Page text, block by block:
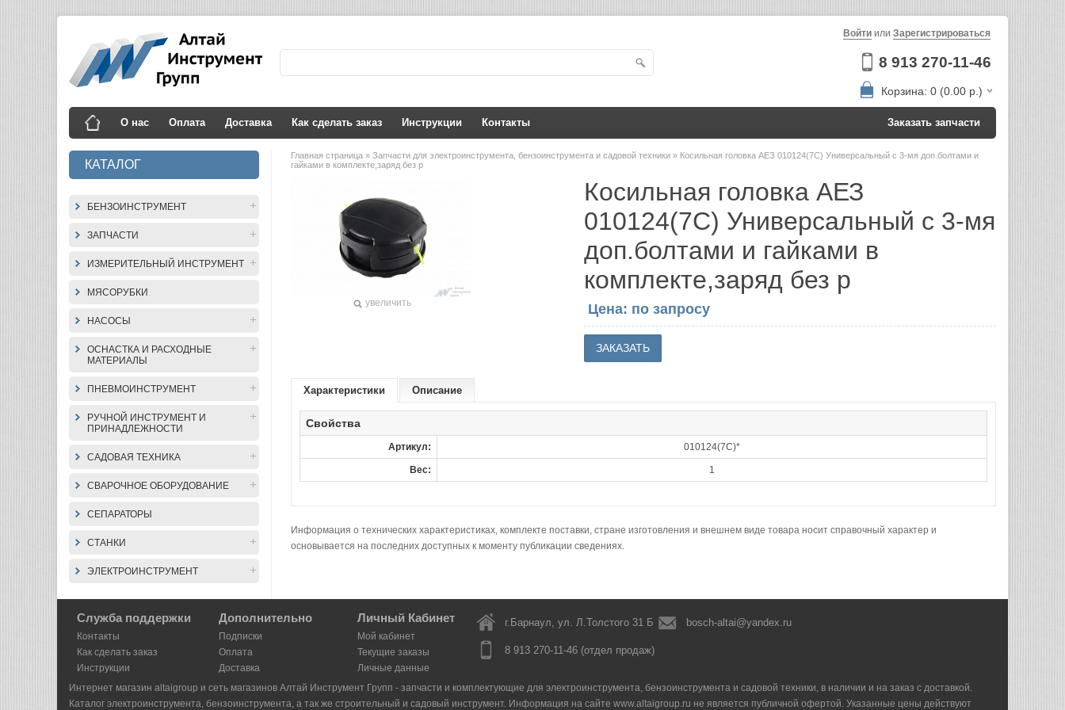
8 913 270-11-46
Войти или Зарегистрироваться
Корзина: 0 (0.00 р.)
О нас Оплата Доставка Как сделать заказ Инструкции Контакты Заказать запчасти
КАТАЛОГ
БЕНЗОИНСТРУМЕНТ
ЗАПЧАСТИ
ИЗМЕРИТЕЛЬНЫЙ ИНСТРУМЕНТ
МЯСОРУБКИ
НАСОСЫ
ОСНАСТКА И РАСХОДНЫЕ
МАТЕРИАЛЫ
ПНЕВМОИНСТРУМЕНТ
РУЧНОЙ ИНСТРУМЕНТ И
ПРИНАДЛЕЖНОСТИ
САДОВАЯ ТЕХНИКА
СВАРОЧНОЕ ОБОРУДОВАНИЕ
СЕПАРАТОРЫ
СТАНКИ
ЭЛЕКТРОИНСТРУМЕНТ
Главная страница » Запчасти для электроинструмента, бензоинструмента и садовой техники » Косильная головка AЕЗ 010124(7С) Универсальный с 3-мя доп.болтами и
гайками в комплекте,заряд без р
увеличить
Косильная головка AЕЗ
010124(7С) Универсальный с 3-мя
доп.болтами и гайками в
комплекте,заряд без р
Цена: по запросу
Характеристики Описание
Свойства
Артикул: 010124(7С)*
Вес: 1
Информация о технических характеристиках, комплекте поставки, стране изготовления и внешнем виде товара носит справочный характер и
основывается на последних доступных к моменту публикации сведениях.
Служба поддержки
Контакты
Как сделать заказ
Инструкции
Дополнительно
Подписки
Оплата
Доставка
Личный Кабинет
Мой кабинет
Текущие заказы
Личные данные
г.Барнаул, ул. Л.Толстого 31 Б bosch-altai@yandex.ru
8 913 270-11-46 (отдел продаж)
Интернет магазин altaigroup и сеть магазинов Алтай Инструмент Групп - запчасти и комплектующие для электроинструмента, бензоинструмента и садовой техники, в наличии и на заказ с доставкой.
Каталог электроинструмента, бензоинструмента, а так же строительный и садовый инструмент. Информация на сайте www.altaigroup.ru не является публичной офертой. Указанные цены действуют